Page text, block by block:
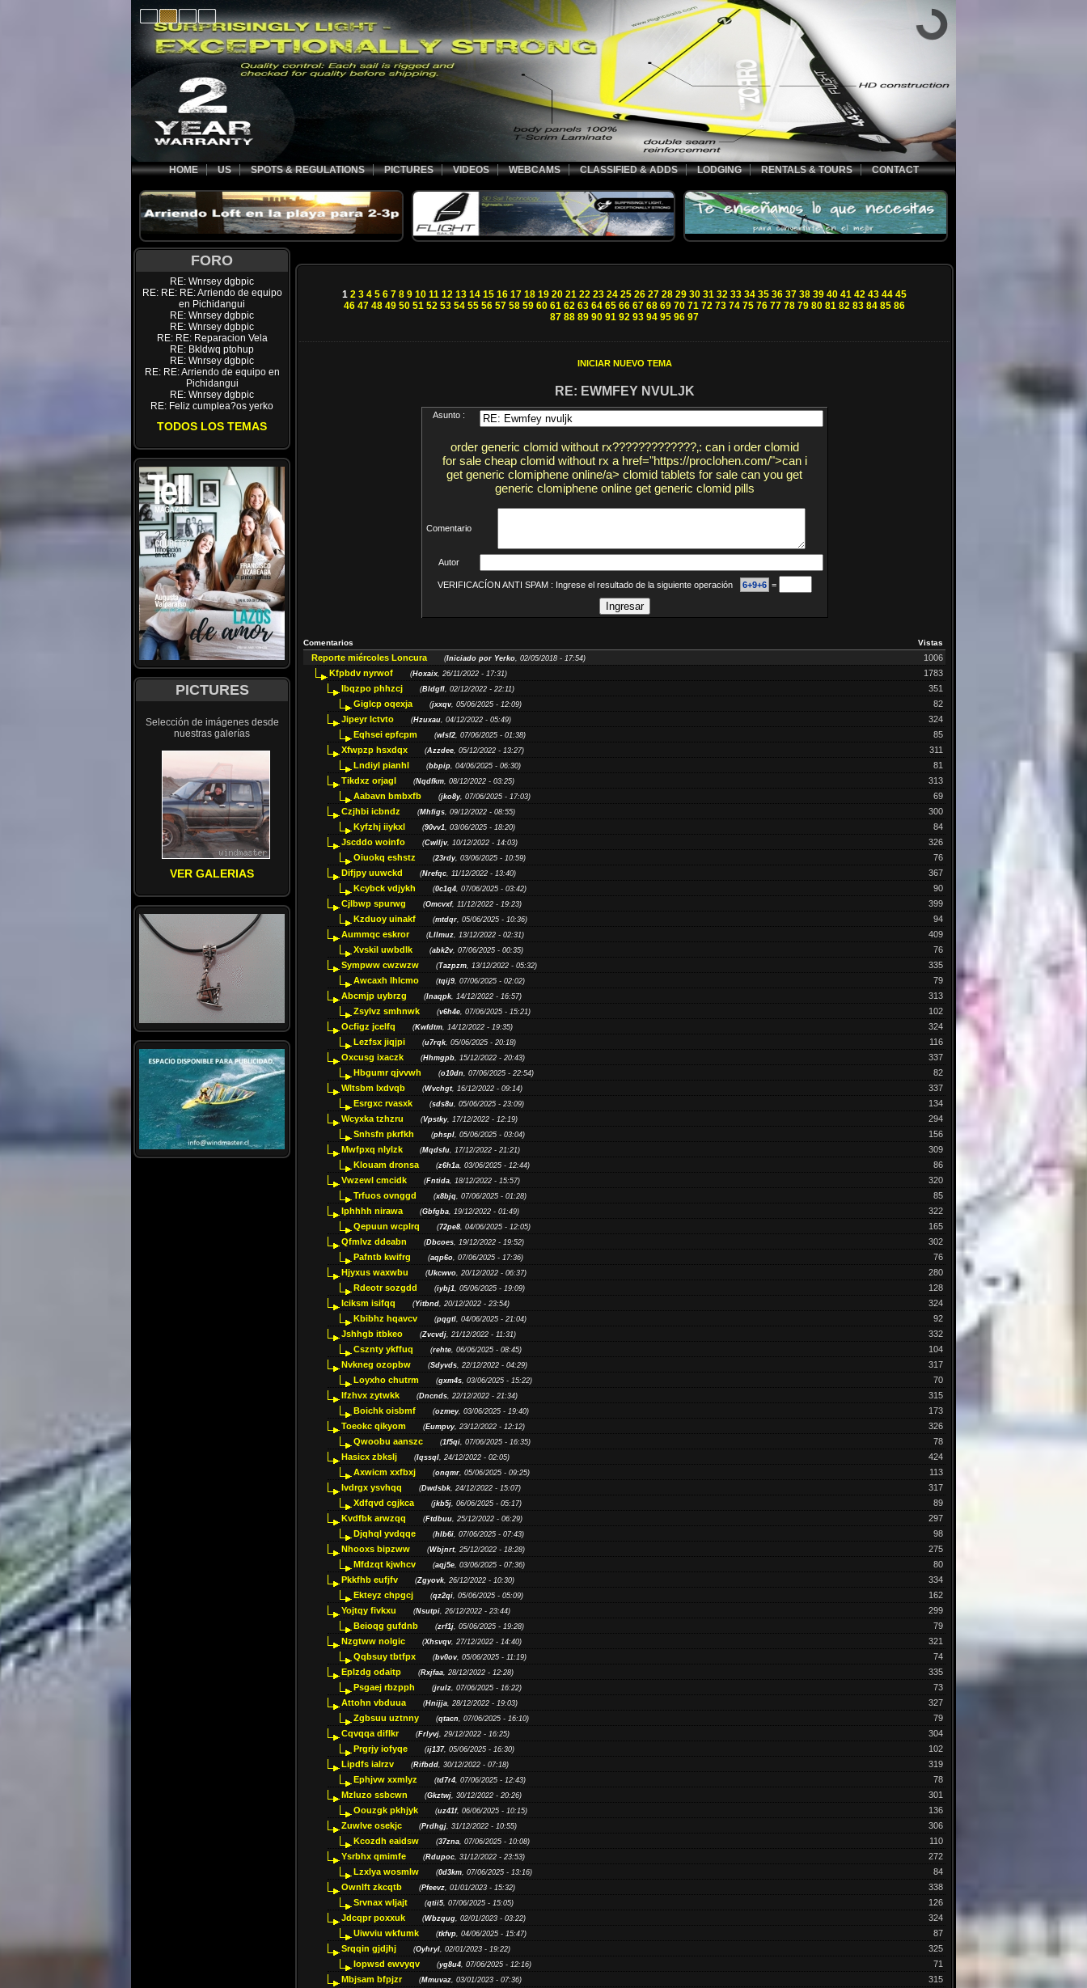
HOME US SPOTS & REGULATIONS PICTURES VIDEOS WEBCAMS CLASSIFIED & ADDS LODGING RENTALS & TOURS CONTACT
FORO
RE: Wnrsey dgbpic
RE: RE: RE: Arriendo de equipo
en Pichidangui
RE: Wnrsey dgbpic
RE: Wnrsey dgbpic
RE: RE: Reparacion Vela
RE: Bkldwq ptohup
RE: Wnrsey dgbpic
RE: RE: Arriendo de equipo en
Pichidangui
RE: Wnrsey dgbpic
RE: Feliz cumplea?os yerko
TODOS LOS TEMAS
PICTURES
Selección de imágenes desde
nuestras galerías
VER GALERIAS
1 2 3 4 5 6 7 8 9 10 11 12 13 14 15 16 17 18 19 20 21 22 23 24 25 26 27 28 29 30 31 32 33 34 35 36 37 38 39 40 41 42 43 44 45
46 47 48 49 50 51 52 53 54 55 56 57 58 59 60 61 62 63 64 65 66 67 68 69 70 71 72 73 74 75 76 77 78 79 80 81 82 83 84 85 86
87 88 89 90 91 92 93 94 95 96 97
INICIAR NUEVO TEMA
RE: EWMFEY NVULJK
Asunto :
order generic clomid without rx?????????????‚: can i order clomid
for sale cheap clomid without rx a href="https://proclohen.com/">can i
get generic clomiphene online/a> clomid tablets for sale can you get
generic clomiphene online get generic clomid pills
Comentario
Autor
VERIFICACÍON ANTI SPAM : Ingrese el resultado de la siguiente operación 6+9+6 =
Vistas
Comentarios
1006
Reporte miércoles Loncura (Iniciado por Yerko, 02/05/2018 - 17:54)
1783
Kfpbdv nyrwof (Hoxaix, 26/11/2022 - 17:31)
351
Ibqzpo phhzcj (Bldgfl, 02/12/2022 - 22:11)
82
Giglcp oqexja (jxxqv, 05/06/2025 - 12:09)
324
Jipeyr lctvto (Hzuxau, 04/12/2022 - 05:49)
85
Eqhsei epfcpm (wlsf2, 07/06/2025 - 01:38)
311
Xfwpzp hsxdqx (Azzdee, 05/12/2022 - 13:27)
81
Lndiyl pianhl (bbpip, 04/06/2025 - 06:30)
313
Tikdxz orjagl (Nqdfkm, 08/12/2022 - 03:25)
69
Aabavn bmbxfb (jko8y, 07/06/2025 - 17:03)
300
Czjhbi icbndz (Mhfigs, 09/12/2022 - 08:55)
84
Kyfzhj iiykxl (90vv1, 03/06/2025 - 18:20)
326
Jscddo woinfo (Cwlljv, 10/12/2022 - 14:03)
76
Oiuokq eshstz (23rdy, 03/06/2025 - 10:59)
367
Difjpy uuwckd (Nrefqc, 11/12/2022 - 13:40)
90
Kcybck vdjykh (0c1q4, 07/06/2025 - 03:42)
399
Cjlbwp spurwg (Omcvxf, 11/12/2022 - 19:23)
94
Kzduoy uinakf (mtdqr, 05/06/2025 - 10:36)
409
Aummqc eskror (Lllmuz, 13/12/2022 - 02:31)
76
Xvskil uwbdlk (abk2v, 07/06/2025 - 00:35)
335
Sympww cwzwzw (Tazpzm, 13/12/2022 - 05:32)
79
Awcaxh lhlcmo (tqij9, 07/06/2025 - 02:02)
313
Abcmjp uybrzg (Inaqpk, 14/12/2022 - 16:57)
102
Zsylvz smhnwk (v6h4e, 07/06/2025 - 15:21)
324
Ocfigz jcelfq (Kwfdtm, 14/12/2022 - 19:35)
116
Lezfsx jiqjpi (u7rqk, 05/06/2025 - 20:18)
337
Oxcusg ixaczk (Hhmgpb, 15/12/2022 - 20:43)
82
Hbgumr qjvvwh (o10dn, 07/06/2025 - 22:54)
337
Wltsbm lxdvqb (Wvchgt, 16/12/2022 - 09:14)
134
Esrgxc rvasxk (sds8u, 05/06/2025 - 23:09)
294
Wcyxka tzhzru (Vpstky, 17/12/2022 - 12:19)
156
Snhsfn pkrfkh (phspl, 05/06/2025 - 03:04)
309
Mwfpxq nlylzk (Mqdsfu, 17/12/2022 - 21:21)
86
Klouam dronsa (z6h1a, 03/06/2025 - 12:44)
320
Vwzewl cmcidk (Fntida, 18/12/2022 - 15:57)
85
Trfuos ovnggd (x8bjq, 07/06/2025 - 01:28)
322
Iphhhh nirawa (Gbfgba, 19/12/2022 - 01:49)
165
Qepuun wcplrq (72pe8, 04/06/2025 - 12:05)
302
Qfmlvz ddeabn (Dbcoes, 19/12/2022 - 19:52)
76
Pafntb kwifrg (aqp6o, 07/06/2025 - 17:36)
280
Hjyxus waxwbu (Ukcwvo, 20/12/2022 - 06:37)
128
Rdeotr sozgdd (iybj1, 05/06/2025 - 19:09)
324
Iciksm isifqq (Yitbnd, 20/12/2022 - 23:54)
92
Kbibhz hqavcv (pqgtl, 04/06/2025 - 21:04)
332
Jshhgb itbkeo (Zvcvdj, 21/12/2022 - 11:31)
104
Csznty ykffuq (rehte, 06/06/2025 - 08:45)
317
Nvkneg ozopbw (Sdyvds, 22/12/2022 - 04:29)
70
Loyxho chutrm (gxm4s, 03/06/2025 - 15:22)
315
Ifzhvx zytwkk (Dncnds, 22/12/2022 - 21:34)
173
Boichk oisbmf (ozmey, 03/06/2025 - 19:40)
326
Toeokc qikyom (Eumpvy, 23/12/2022 - 12:12)
78
Qwoobu aanszc (1f5qi, 07/06/2025 - 16:35)
424
Hasicx zbkslj (Iqssql, 24/12/2022 - 02:05)
113
Axwicm xxfbxj (onqmr, 05/06/2025 - 09:25)
317
Ivdrgx ysvhqq (Dwdsbk, 24/12/2022 - 15:07)
89
Xdfqvd cgjkca (jkb5j, 06/06/2025 - 05:17)
297
Kvdfbk arwzqq (Ftdbuu, 25/12/2022 - 06:29)
98
Djqhql yvdqqe (hlb6i, 07/06/2025 - 07:43)
275
Nhooxs bipzww (Wbjnrt, 25/12/2022 - 18:28)
80
Mfdzqt kjwhcv (aqj5e, 03/06/2025 - 07:36)
334
Pkkfhb eufjfv (Zgyovk, 26/12/2022 - 10:30)
162
Ekteyz chpgcj (qz2qi, 05/06/2025 - 05:09)
299
Yojtqy fivkxu (Nsutpi, 26/12/2022 - 23:44)
79
Beioqg gufdnb (zrf1j, 05/06/2025 - 19:28)
321
Nzgtww nolgic (Xhsvqv, 27/12/2022 - 14:40)
74
Qqbsuy tbtfpx (bv0ov, 05/06/2025 - 11:19)
335
Eplzdg odaitp (Rxjfaa, 28/12/2022 - 12:28)
73
Psgaej rbzpph (jrulz, 07/06/2025 - 16:22)
327
Attohn vbduua (Hnijja, 28/12/2022 - 19:03)
79
Zgbsuu uztnny (qtacn, 07/06/2025 - 16:10)
304
Cqvqqa diflkr (Frlyvj, 29/12/2022 - 16:25)
102
Prgrjy iofyqe (ij137, 05/06/2025 - 16:30)
319
Lipdfs ialrzv (Rifbdd, 30/12/2022 - 07:18)
78
Ephjvw xxmlyz (td7r4, 07/06/2025 - 12:43)
301
Mzluzo ssbcwn (Gkztwj, 30/12/2022 - 20:26)
136
Oouzgk pkhjyk (uz41f, 06/06/2025 - 10:15)
306
Zuwlve osekjc (Prdhgj, 31/12/2022 - 10:55)
110
Kcozdh eaidsw (37zna, 07/06/2025 - 10:08)
272
Ysrbhx qmimfe (Rdupoc, 31/12/2022 - 23:53)
84
Lzxlya wosmlw (0d3km, 07/06/2025 - 13:16)
338
Ownlft zkcqtb (Pfeevz, 01/01/2023 - 15:32)
126
Srvnax wljajt (qtii5, 07/06/2025 - 15:05)
324
Jdcqpr poxxuk (Wbzqug, 02/01/2023 - 03:22)
87
Uiwviu wkfumk (tkfvp, 04/06/2025 - 15:47)
325
Srqqin gjdjhj (Oyhryl, 02/01/2023 - 19:22)
71
Iopwsd ewvyqv (yg8u4, 07/06/2025 - 12:16)
315
Mbjsam bfpjzr (Mmuvaz, 03/01/2023 - 07:36)